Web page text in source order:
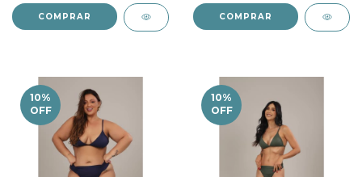
COMPRAR COMPRAR
10%
OFF
10%
OFF